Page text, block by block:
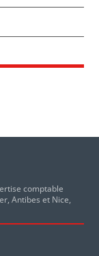
comptable
Antibes et Nice,